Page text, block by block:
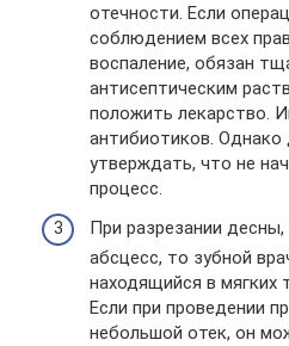
отечности. Если
соблюдением всех
воспаление, обязан
антисептическим
положить лекарство.
антибиотиков. Однако
утверждать, что не
процесс.
При разрезании
абсцесс, то зубной
находящийся в мягких
Если при проведении
небольшой отек, он